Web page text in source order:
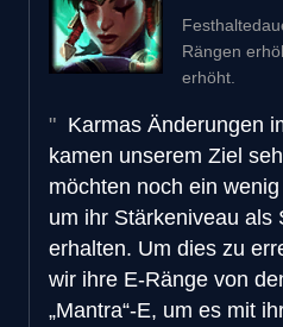
Rängen
erhöht.
Karmas Änderungen
kamen unserem Ziel
möchten noch ein
um ihr Stärkeniveau als
erhalten. Um dies zu
wir ihre E-Ränge von
„Mantra“-E, um es mit